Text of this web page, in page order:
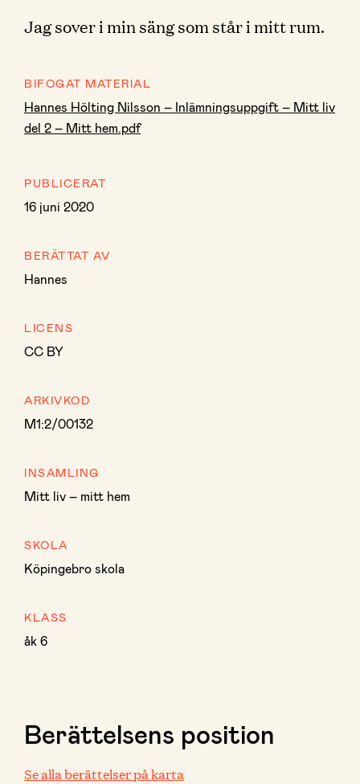
Jag sover i min säng som står i mitt rum.
BIFOGAT MATERIAL
Hannes Hölting Nilsson – Inlämningsuppgift – Mitt liv
del 2 – Mitt hem.pdf
PUBLICERAT
16 juni 2020
BERÄTTAT AV
Hannes
LICENS
CC BY
ARKIVKOD
M1:2/00132
INSAMLING
Mitt liv – mitt hem
SKOLA
Köpingebro skola
KLASS
åk 6
Berättelsens position
Se alla berättelser på karta